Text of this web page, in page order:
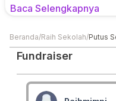
tersebut sangat berarti.
dibutuhkannya.
Setiap hari ia berjualan
"Semoga hari ini
Di balik senyum dan
besar.
Baca Selengkapnya
Beranda/Raih Sekolah/
Fundraiser